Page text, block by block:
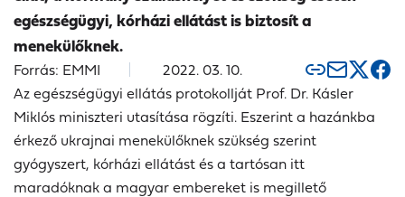
egészségügyi, kórházi ellátást is biztosít a
menekülőknek.
Forrás: EMMI
2022. 03. 10.
Az egészségügyi ellátás protokollját Prof. Dr. Kásler
Miklós miniszteri utasítása rögzíti. Eszerint a hazánkba
érkező ukrajnai menekülőknek szükség szerint
gyógyszert, kórházi ellátást és a tartósan itt
maradóknak a magyar embereket is megillető